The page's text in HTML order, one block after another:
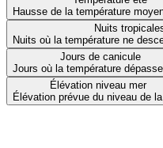
Hausse de la température
Nuits
Nuits où la température ne
Jours de canicule
Jours où la température
Élévation niveau mer
Élévation prévue du niveau de